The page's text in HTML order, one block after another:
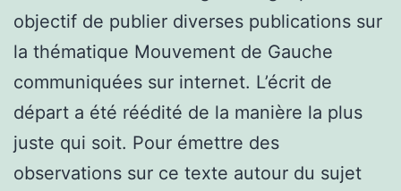
objectif de publier diverses publications sur
la thématique Mouvement de Gauche
communiquées sur internet. L’écrit de
départ a été réédité de la manière la plus
juste qui soit. Pour émettre des
observations sur ce texte autour du sujet